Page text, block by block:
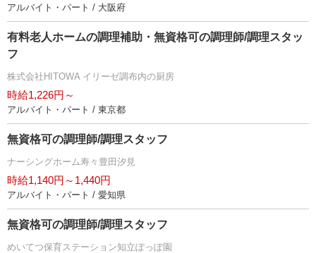
アルバイト・パート / 大阪府
有料老人ホームの調理補助・無資格可の調理師/調理スタッ
フ
株式会社HITOWA イリーゼ調布内の厨房
時給1,226円～
アルバイト・パート / 東京都
無資格可の調理師/調理スタッフ
ナーシングホーム寿々豊田汐見
時給1,140円～1,440円
アルバイト・パート / 愛知県
無資格可の調理師/調理スタッフ
めいてつ保育ステーション知立ぽっぽ園